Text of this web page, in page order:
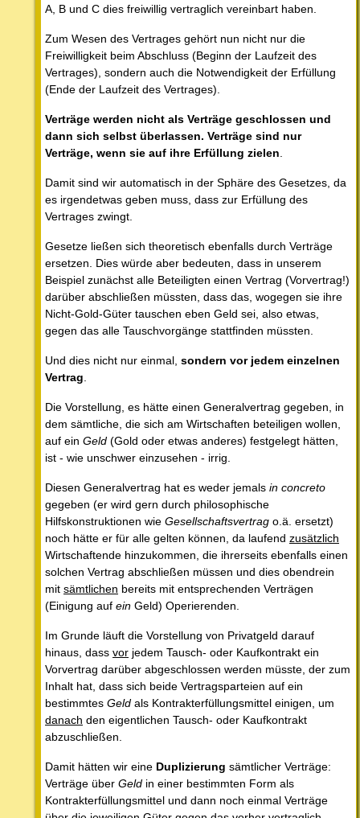
A, B und C dies freiwillig vertraglich vereinbart haben.
Zum Wesen des Vertrages gehört nun nicht nur die
Freiwilligkeit beim Abschluss (Beginn der Laufzeit des
Vertrages), sondern auch die Notwendigkeit der Erfüllung
(Ende der Laufzeit des Vertrages).
Verträge werden nicht als Verträge geschlossen und
dann sich selbst überlassen. Verträge sind nur
Verträge, wenn sie auf ihre Erfüllung zielen.
Damit sind wir automatisch in der Sphäre des Gesetzes, da
es irgendetwas geben muss, dass zur Erfüllung des
Vertrages zwingt.
Gesetze ließen sich theoretisch ebenfalls durch Verträge
ersetzen. Dies würde aber bedeuten, dass in unserem
Beispiel zunächst alle Beteiligten einen Vertrag (Vorvertrag!)
darüber abschließen müssten, dass das, wogegen sie ihre
Nicht-Gold-Güter tauschen eben Geld sei, also etwas,
gegen das alle Tauschvorgänge stattfinden müssten.
Und dies nicht nur einmal, sondern vor jedem einzelnen
Vertrag.
Die Vorstellung, es hätte einen Generalvertrag gegeben, in
dem sämtliche, die sich am Wirtschaften beteiligen wollen,
auf ein Geld (Gold oder etwas anderes) festgelegt hätten,
ist - wie unschwer einzusehen - irrig.
Diesen Generalvertrag hat es weder jemals in concreto
gegeben (er wird gern durch philosophische
Hilfskonstruktionen wie Gesellschaftsvertrag o.ä. ersetzt)
noch hätte er für alle gelten können, da laufend zusätzlich
Wirtschaftende hinzukommen, die ihrerseits ebenfalls einen
solchen Vertrag abschließen müssen und dies obendrein
mit sämtlichen bereits mit entsprechenden Verträgen
(Einigung auf ein Geld) Operierenden.
Im Grunde läuft die Vorstellung von Privatgeld darauf
hinaus, dass vor jedem Tausch- oder Kaufkontrakt ein
Vorvertrag darüber abgeschlossen werden müsste, der zum
Inhalt hat, dass sich beide Vertragsparteien auf ein
bestimmtes Geld als Kontrakterfüllungsmittel einigen, um
danach den eigentlichen Tausch- oder Kaufkontrakt
abzuschließen.
Damit hätten wir eine Duplizierung sämtlicher Verträge:
Verträge über Geld in einer bestimmten Form als
Kontrakterfüllungsmittel und dann noch einmal Verträge